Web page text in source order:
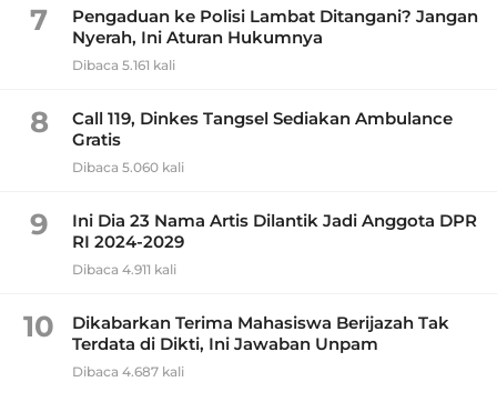
7
Pengaduan ke Polisi Lambat Ditangani? Jangan
Nyerah, Ini Aturan Hukumnya
Dibaca 5.161 kali
8
Call 119, Dinkes Tangsel Sediakan Ambulance
Gratis
Dibaca 5.060 kali
9
Ini Dia 23 Nama Artis Dilantik Jadi Anggota DPR
RI 2024-2029
Dibaca 4.911 kali
10
Dikabarkan Terima Mahasiswa Berijazah Tak
Terdata di Dikti, Ini Jawaban Unpam
Dibaca 4.687 kali